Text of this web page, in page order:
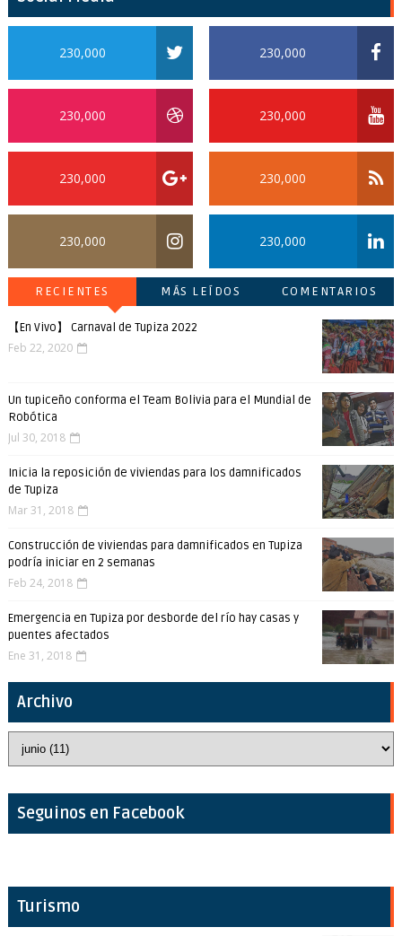
230,000
230,000
230,000
230,000
230,000
230,000
230,000
230,000
RECIENTES MÁS LEÍDOS COMENTARIOS
【En Vivo】 Carnaval de Tupiza 2022
Feb 22, 2020
Un tupiceño conforma el Team Bolivia para el Mundial de
Robótica
Jul 30, 2018
Inicia la reposición de viviendas para los damnificados
de Tupiza
Mar 31, 2018
Construcción de viviendas para damnificados en Tupiza
podría iniciar en 2 semanas
Feb 24, 2018
Emergencia en Tupiza por desborde del río hay casas y
puentes afectados
Ene 31, 2018
Archivo
Seguinos en Facebook
Turismo